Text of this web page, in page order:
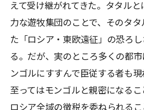
えて受け継がれてきた。タタル
力な遊牧集団のことで、そのタ
た「ロシア・東欧遠征」の恐ろ
る。だが、実のところ多くの都
ンゴルにすすんで臣従する者も
至ってはモンゴルと親密になるこ
ロシア全域の徴税を委ねられる